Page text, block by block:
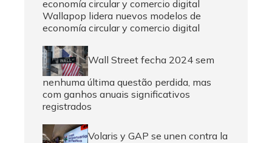
Wallapop lidera nuevos modelos de
economía circular y comercio digital
Wall Street fecha 2024 sem
nenhuma última questão perdida, mas
com ganhos anuais significativos
registrados
Volaris y GAP se unen contra la